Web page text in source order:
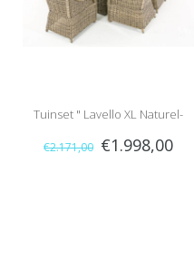
Tuinset " Lavello XL Naturel-
Antraciet "
€2.171,00 €1.998,00